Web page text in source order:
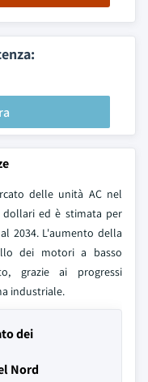
delle unità AC nel
ed è stimata per
2034. L'aumento della
dei motori a basso
grazie ai progressi
industriale.
dei
Nord